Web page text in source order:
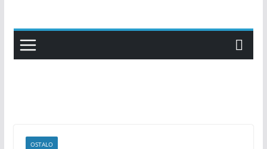
content
OSTALO